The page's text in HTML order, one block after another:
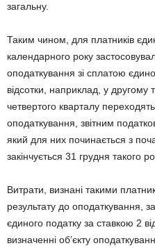
загальну.
Таким чином, для платників
календарного року
оподаткування зі сплатою
відсотки, наприклад, у другому
четвертого кварталу
оподаткування, звітним
який для них починається з
закінчується 31 грудня такого
Витрати, визнані такими
результату до оподаткування,
єдиного податку за ставкою 2
визначенні об’єкту